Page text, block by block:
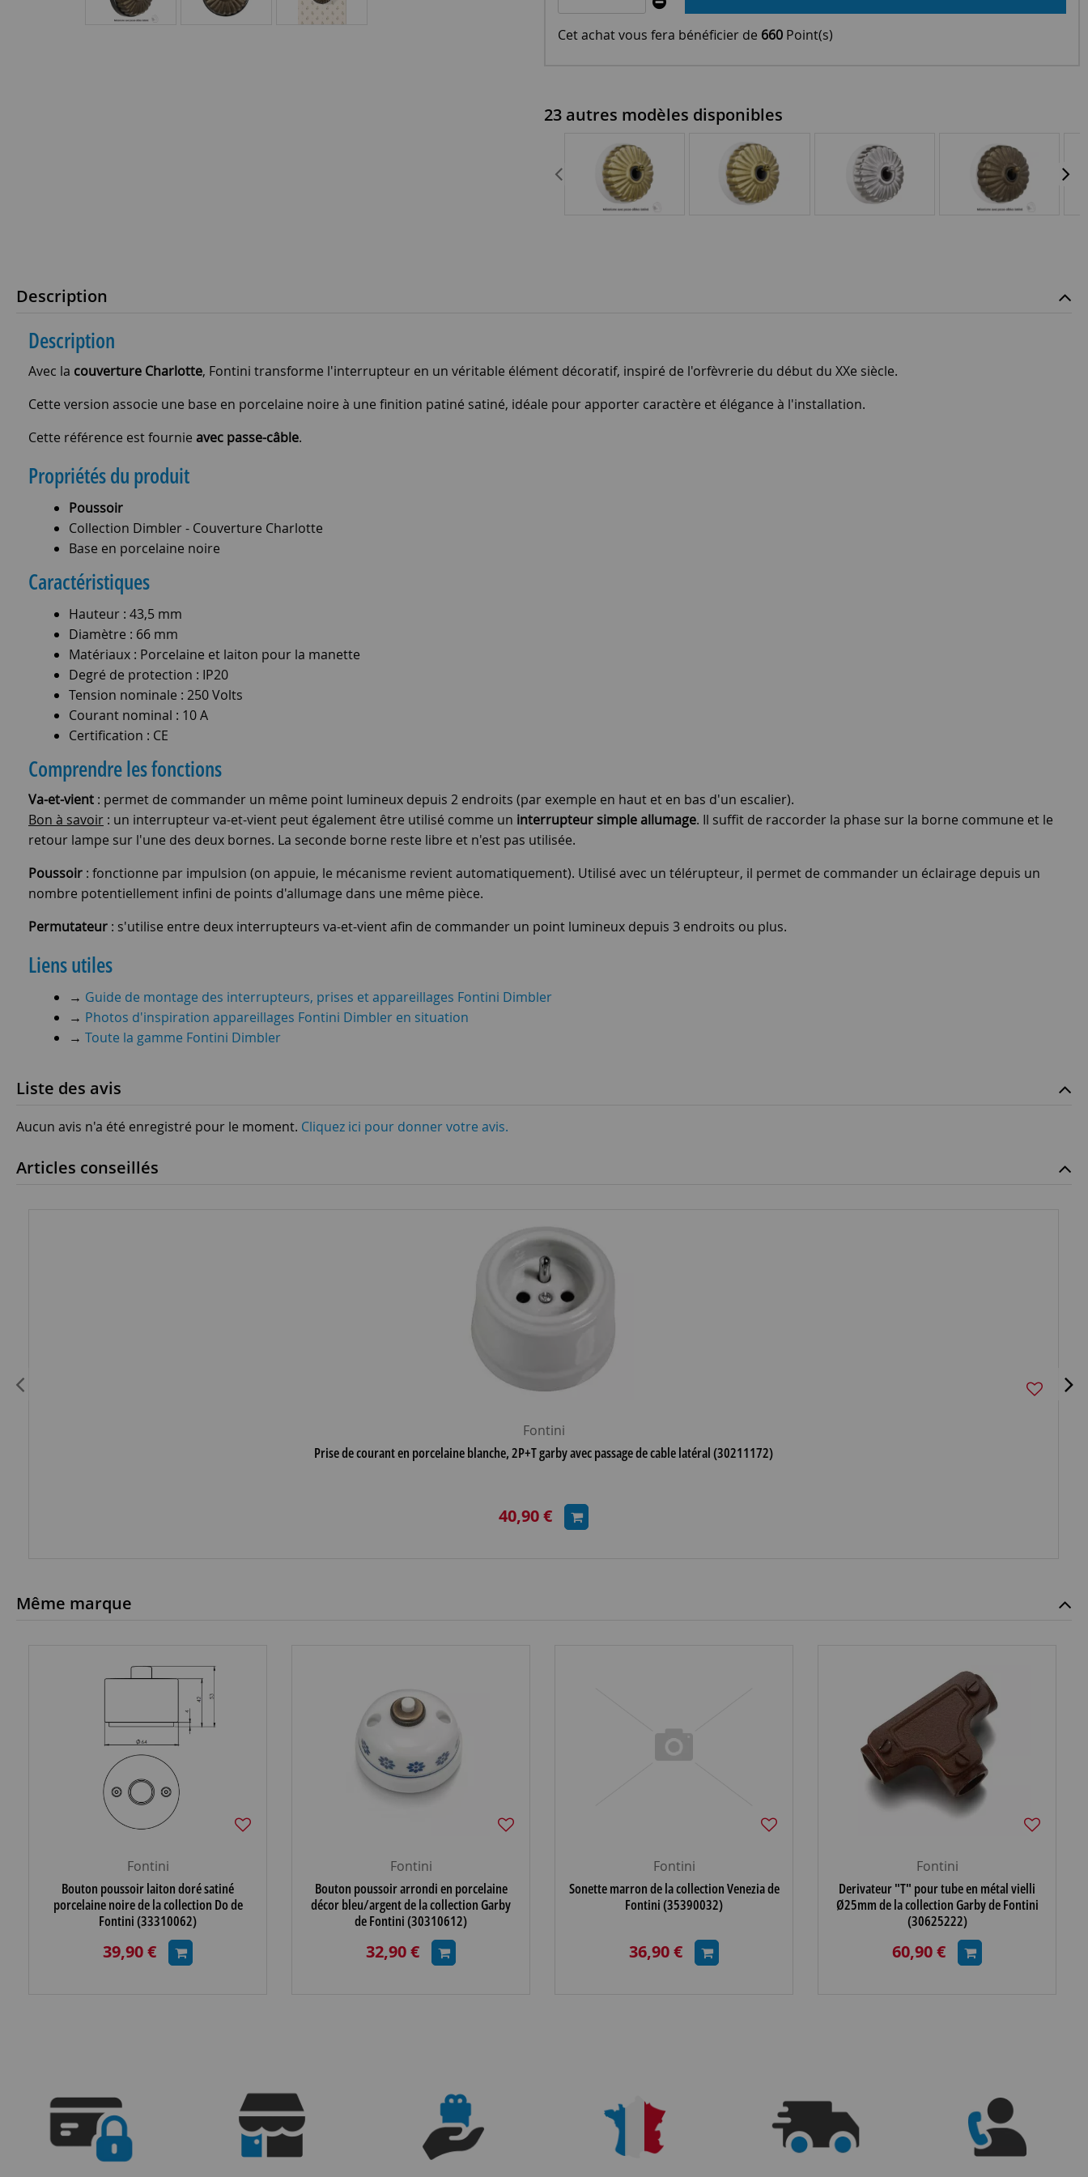
Cet achat vous fera bénéficier de 660 Point(s)
23 autres modèles disponibles
Description
Description
Avec la couverture Charlotte, Fontini transforme l'interrupteur en un véritable élément décoratif, inspiré de l'orfèvrerie du début du XXe siècle.
Cette version associe une base en porcelaine noire à une finition patiné satiné, idéale pour apporter caractère et élégance à l'installation.
Cette référence est fournie avec passe-câble.
Propriétés du produit
Poussoir
Collection Dimbler - Couverture Charlotte
Base en porcelaine noire
Caractéristiques
Hauteur : 43,5 mm
Diamètre : 66 mm
Matériaux : Porcelaine et laiton pour la manette
Degré de protection : IP20
Tension nominale : 250 Volts
Courant nominal : 10 A
Certification : CE
Comprendre les fonctions
Va-et-vient : permet de commander un même point lumineux depuis 2 endroits (par exemple en haut et en bas d'un escalier).
Bon à savoir : un interrupteur va-et-vient peut également être utilisé comme un interrupteur simple allumage. Il suffit de raccorder la phase sur la borne commune et le
retour lampe sur l'une des deux bornes. La seconde borne reste libre et n'est pas utilisée.
Poussoir : fonctionne par impulsion (on appuie, le mécanisme revient automatiquement). Utilisé avec un télérupteur, il permet de commander un éclairage depuis un
nombre potentiellement infini de points d'allumage dans une même pièce.
Permutateur : s'utilise entre deux interrupteurs va-et-vient afin de commander un point lumineux depuis 3 endroits ou plus.
Liens utiles
→ Guide de montage des interrupteurs, prises et appareillages Fontini Dimbler
→ Photos d'inspiration appareillages Fontini Dimbler en situation
→ Toute la gamme Fontini Dimbler
Liste des avis
Aucun avis n'a été enregistré pour le moment. Cliquez ici pour donner votre avis.
Articles conseillés
Fontini
Prise de courant en porcelaine blanche, 2P+T garby avec passage de cable latéral (30211172)
40,90 €
Même marque
Fontini
Bouton poussoir laiton doré satiné
porcelaine noire de la collection Do de
Fontini (33310062)
39,90 €
Fontini
Bouton poussoir arrondi en porcelaine
décor bleu/argent de la collection Garby
de Fontini (30310612)
32,90 €
Fontini
Sonette marron de la collection Venezia de
Fontini (35390032)
36,90 €
Fontini
Derivateur "T" pour tube en métal vielli
Ø25mm de la collection Garby de Fontini
(30625222)
60,90 €